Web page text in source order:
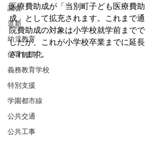
議会
道新
幼児教育
保育無償化
義務教育学校
特別支援
学園都市線
公共交通
公共工事
医療費助成が「当別町子ども医療費助
成」として拡充されます。これまで通
院費助成の対象は小学校就学前までで
したが、これが小学校卒業までに延長
されます。